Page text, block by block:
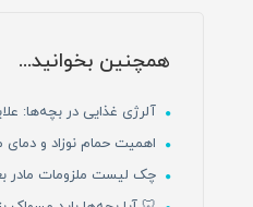
همچنین بخوانید...
آلرژی غذایی در بچه‌ها:
اهمیت حمام نوزاد و
چک لیست ملزومات مادر